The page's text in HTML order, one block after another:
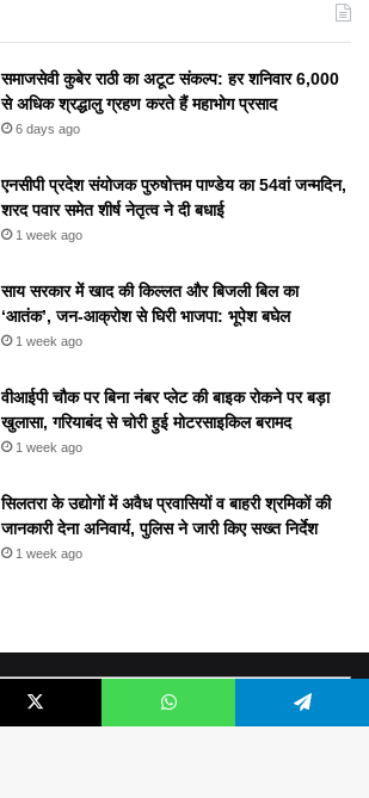
समाजसेवी कुबेर राठी का अटूट संकल्प: हर शनिवार 6,000
से अधिक श्रद्धालु ग्रहण करते हैं महाभोग प्रसाद
6 days ago
एनसीपी प्रदेश संयोजक पुरुषोत्तम पाण्डेय का 54वां जन्मदिन,
शरद पवार समेत शीर्ष नेतृत्व ने दी बधाई
1 week ago
​साय सरकार में खाद की किल्लत और बिजली बिल का
‘आतंक’, जन-आक्रोश से घिरी भाजपा: भूपेश बघेल
1 week ago
वीआईपी चौक पर बिना नंबर प्लेट की बाइक रोकने पर बड़ा
खुलासा, गरियाबंद से चोरी हुई मोटरसाइकिल बरामद
1 week ago
सिलतरा के उद्योगों में अवैध प्रवासियों व बाहरी श्रमिकों की
जानकारी देना अनिवार्य, पुलिस ने जारी किए सख्त निर्देश
1 week ago
WhatsApp Telegram